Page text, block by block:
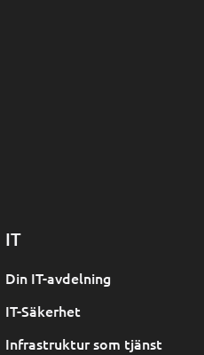
IT
Din IT-avdelning
IT-Säkerhet
Infrastruktur som tjänst